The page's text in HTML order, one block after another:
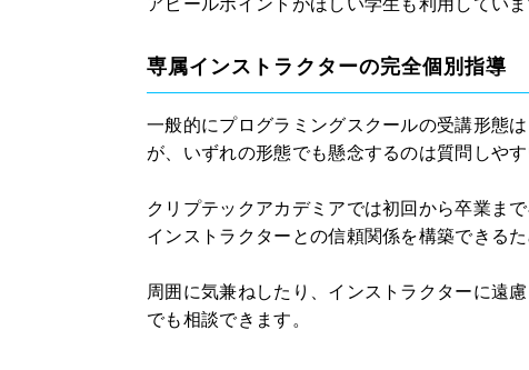
アピールポイントがほしい学生も利用していま
専属インストラクターの完全個別指導
一般的にプログラミングスクールの受講形態
が、いずれの形態でも懸念するのは質問しやす
クリプテックアカデミアでは初回から卒業ま
インストラクターとの信頼関係を構築できる
周囲に気兼ねしたり、インストラクターに遠
でも相談できます。